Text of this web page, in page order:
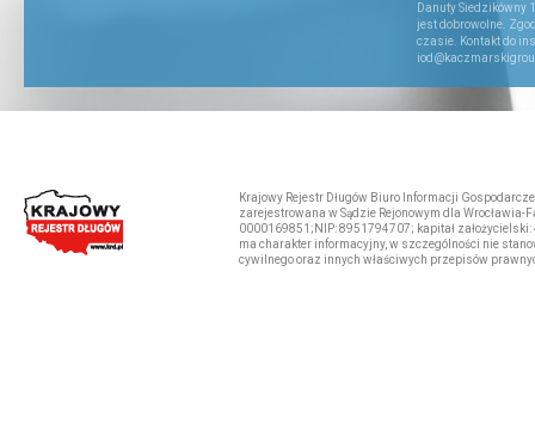
Danuty Siedzikówny
jest dobrowolne.
czasie. Kontakt do
Krajowy Rejestr Długów Biuro Informacji
zarejestrowana w Sądzie Rejonowym dla Wrocławia-
0000169851;NIP: 8951794707; kapitał
ma charakter informacyjny, w szczególności nie
cywilnego oraz innych właściwych przepisów